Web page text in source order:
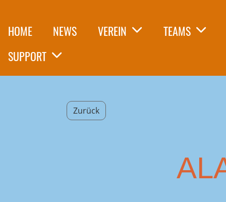
HOME NEWS VEREIN
TEAMS
SUPPORT
Zurück